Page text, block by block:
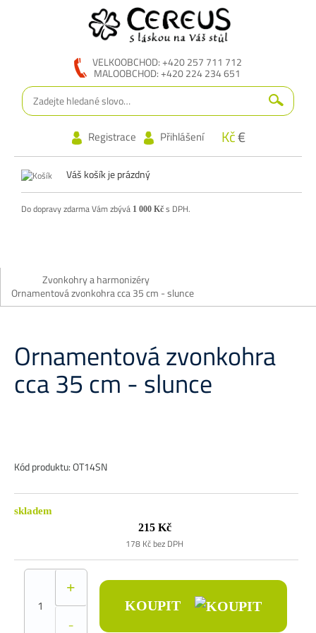
VELKOOBCHOD: +420 257 711 712
MALOOBCHOD: +420 224 234 651
Registrace Přihlášení Kč€
Váš košík je prázdný
Do dopravy zdarma Vám zbývá 1 000 Kč s DPH.
Zvonkohry a harmonizéry
Ornamentová zvonkohra cca 35 cm - slunce
Ornamentová zvonkohra
cca 35 cm - slunce
Kód produktu: OT14SN
skladem
215 Kč
178 Kč bez DPH
+
-
KOUPIT